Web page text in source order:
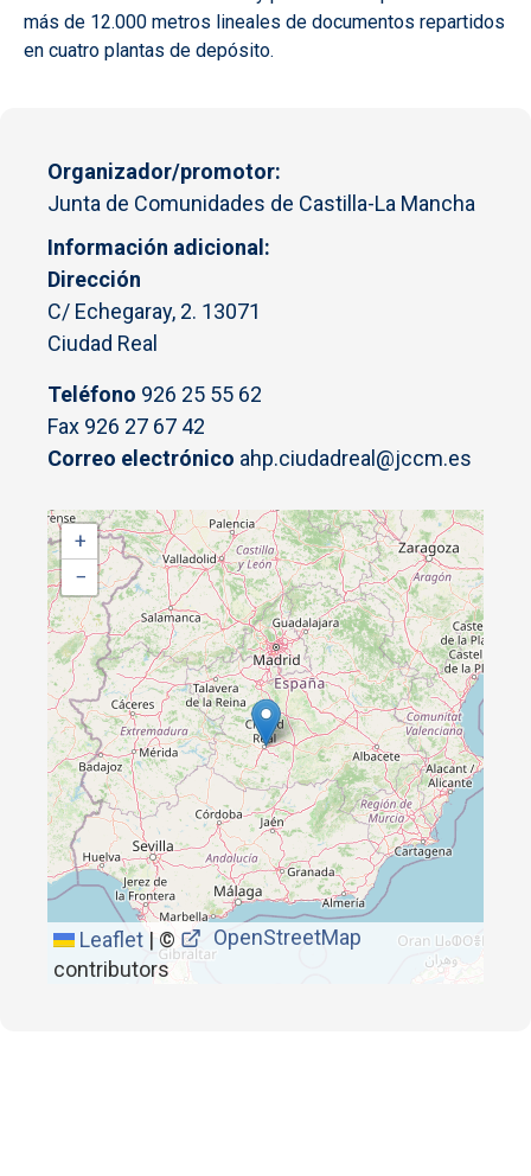
más de 12.000 metros lineales de documentos repartidos
en cuatro plantas de depósito.
Organizador/promotor
Junta de Comunidades de Castilla-La Mancha
Información adicional
Dirección
C/ Echegaray, 2. 13071
Ciudad Real
Teléfono 926 25 55 62
Fax 926 27 67 42
Correo electrónico ahp.ciudadreal@jccm.es
+
−
Leaflet | ©
OpenStreetMap
contributors